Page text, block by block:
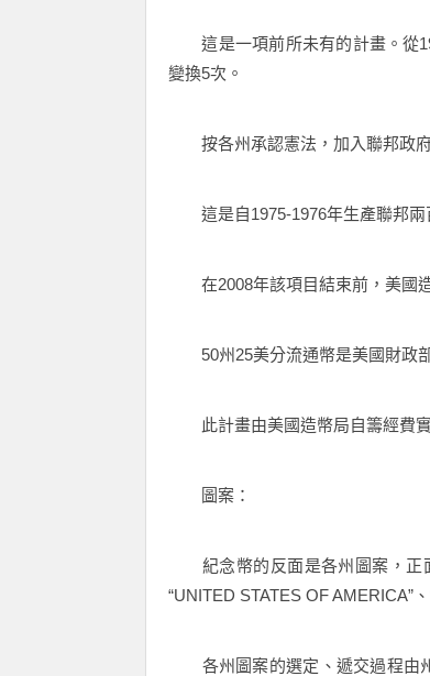
這是一項前所未有的計畫。從
變換5次。
按各州承認憲法，加入聯邦政府
這是自1975-1976年生產聯邦兩
在2008年該項目結束前，美國造
50州25美分流通幣是美國財政部
此計畫由美國造幣局自籌經費實
圖案：
紀念幣的反面是各州圖案，正面
“UNITED STATES OF AMERICA”
各州圖案的選定、遞交過程由州